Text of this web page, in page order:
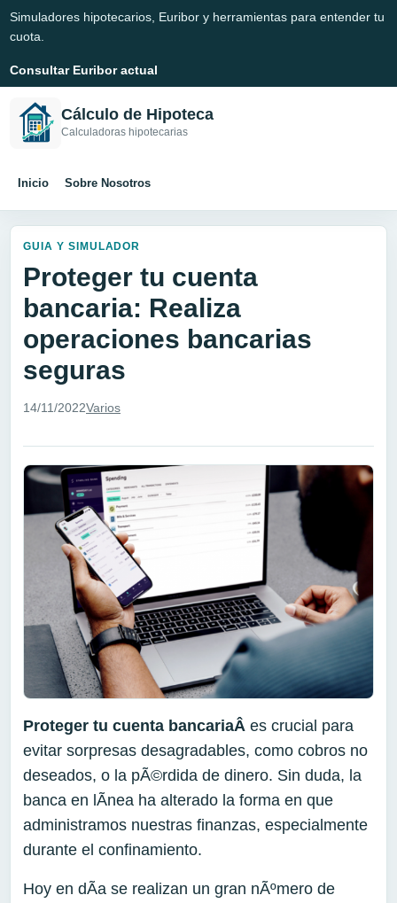
Simuladores hipotecarios, Euribor y herramientas para entender tu
cuota.
Consultar Euribor actual
Cálculo de Hipoteca
Calculadoras hipotecarias
Inicio Sobre Nosotros
GUIA Y SIMULADOR
Proteger tu cuenta
bancaria: Realiza
operaciones bancarias
seguras
14/11/2022Varios
Proteger tu cuenta bancariaÂ es crucial para
evitar sorpresas desagradables, como cobros no
deseados, o la pÃ©rdida de dinero. Sin duda, la
banca en lÃ­nea ha alterado la forma en que
administramos nuestras finanzas, especialmente
durante el confinamiento.
Hoy en dÃ­a se realizan un gran nÃºmero de